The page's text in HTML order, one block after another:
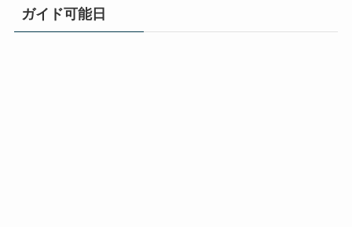
ガイド可能日